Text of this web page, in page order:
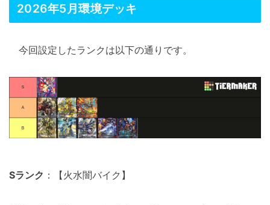
2026年5月環境デッキ
今回設定したランクは以下の通りです。
Sランク ：【火水闇バイク】